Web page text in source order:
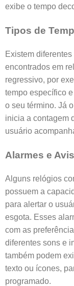
exibe o tempo
Tipos de
Existem
encontrados em
regressivo, por
tempo específico
o seu término. Já
inicia a contagem
usuário
Alarmes e
Alguns relógios
possuem a
para alertar o
esgota. Esses
com as
diferentes sons e
também podem
texto ou ícones,
programado.